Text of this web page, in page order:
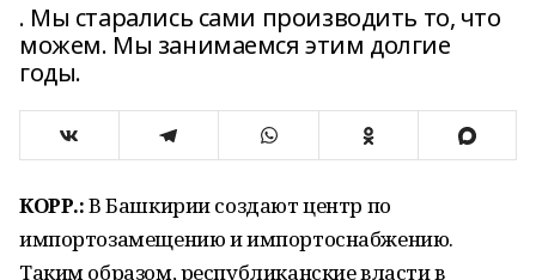
. Мы старались сами производить то, что
можем. Мы занимаемся этим долгие
годы.
КОРР.:В Башкирии создают центр по
импортозамещению и импортоснабжению.
Таким образом, республиканские власти в